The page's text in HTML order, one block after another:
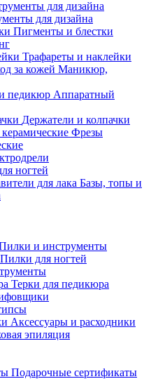
для дизайна
Пигменты и блестки
Трафареты и наклейки
Маникюр,
Аппаратный
Держатели и колпачки
Фрезы
ногтей
Базы, топы и
и инструменты
Пилки для ногтей
Терки для педикюра
Аксессуары и расходники
эпиляция
Подарочные сертификаты